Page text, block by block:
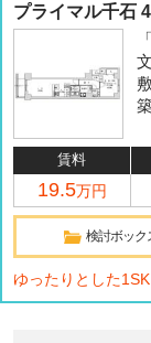
プライマル千石
「
賃料
19.5万円
検討ボック
ゆったりとした